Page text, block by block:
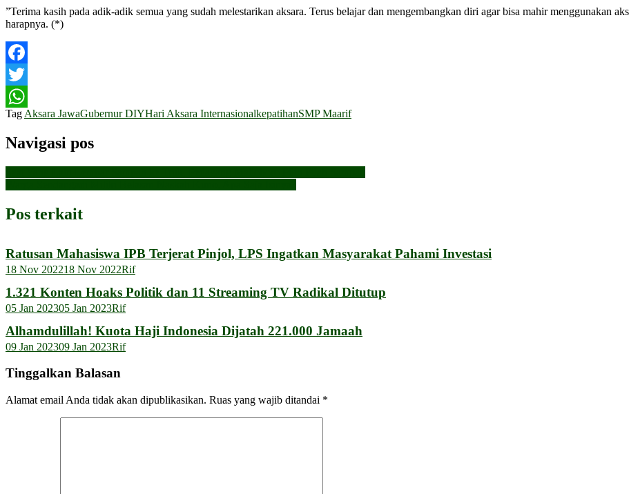
”Terima kasih pada adik-adik semua yang sudah melestarikan aksara. Terus belajar dan mengembangkan diri agar bisa mahir menggunakan
harapnya. (*)
Facebook
Twitter
WhatsApp
Tag Aksara JawaGubernur DIYHari Aksara InternasionalkepatihanSMP Maarif
Navigasi pos
Pos terkait
Ratusan Mahasiswa IPB Terjerat Pinjol, LPS Ingatkan Masyarakat Pahami Investasi
18 Nov 202218 Nov 2022Rif
1.321 Konten Hoaks Politik dan 11 Streaming TV Radikal Ditutup
05 Jan 202305 Jan 2023Rif
Alhamdulillah! Kuota Haji Indonesia Dijatah 221.000 Jamaah
09 Jan 202309 Jan 2023Rif
Tinggalkan Balasan
Alamat email Anda tidak akan dipublikasikan. Ruas yang wajib ditandai *